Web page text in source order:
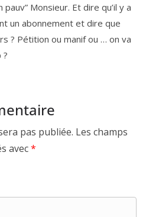
Monsieur. Et dire qu’il y a
un abon­ne­ment et dire que
? Pétition ou manif ou … on va
?
pas publiée. Les champs
avec*